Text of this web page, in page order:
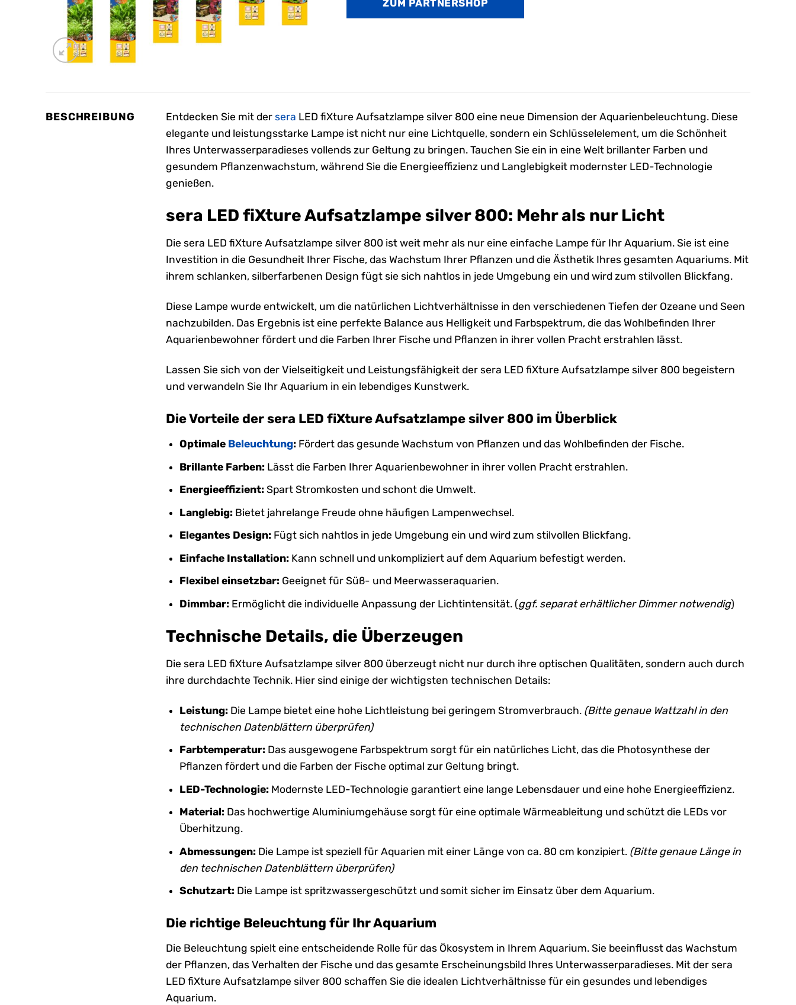
56,99 €36,49 €.
ZUM PARTNERSHOP
BESCHREIBUNG Entdecken Sie mit dersera LED fiXture Aufsatzlampe silver 800 eine neue Dimension der Aquarienbeleuchtung. Diese
elegante und leistungsstarke Lampe ist nicht nur eine Lichtquelle, sondern ein Schlüsselelement, um die Schönheit
Ihres Unterwasserparadieses vollends zur Geltung zu bringen. Tauchen Sie ein in eine Welt brillanter Farben und
gesundem Pflanzenwachstum, während Sie die Energieeffizienz und Langlebigkeit modernster LED-Technologie
genießen.
sera LED fiXture Aufsatzlampe silver 800: Mehr als nur Licht
Die sera LED fiXture Aufsatzlampe silver 800 ist weit mehr als nur eine einfache Lampe für Ihr Aquarium. Sie ist eine
Investition in die Gesundheit Ihrer Fische, das Wachstum Ihrer Pflanzen und die Ästhetik Ihres gesamten Aquariums. Mit
ihrem schlanken, silberfarbenen Design fügt sie sich nahtlos in jede Umgebung ein und wird zum stilvollen Blickfang.
Diese Lampe wurde entwickelt, um die natürlichen Lichtverhältnisse in den verschiedenen Tiefen der Ozeane und Seen
nachzubilden. Das Ergebnis ist eine perfekte Balance aus Helligkeit und Farbspektrum, die das Wohlbefinden Ihrer
Aquarienbewohner fördert und die Farben Ihrer Fische und Pflanzen in ihrer vollen Pracht erstrahlen lässt.
Lassen Sie sich von der Vielseitigkeit und Leistungsfähigkeit der sera LED fiXture Aufsatzlampe silver 800 begeistern
und verwandeln Sie Ihr Aquarium in ein lebendiges Kunstwerk.
Die Vorteile der sera LED fiXture Aufsatzlampe silver 800 im Überblick
Optimale Beleuchtung: Fördert das gesunde Wachstum von Pflanzen und das Wohlbefinden der Fische.
Brillante Farben: Lässt die Farben Ihrer Aquarienbewohner in ihrer vollen Pracht erstrahlen.
Energieeffizient: Spart Stromkosten und schont die Umwelt.
Langlebig: Bietet jahrelange Freude ohne häufigen Lampenwechsel.
Elegantes Design: Fügt sich nahtlos in jede Umgebung ein und wird zum stilvollen Blickfang.
Einfache Installation: Kann schnell und unkompliziert auf dem Aquarium befestigt werden.
Flexibel einsetzbar: Geeignet für Süß- und Meerwasseraquarien.
Dimmbar: Ermöglicht die individuelle Anpassung der Lichtintensität. (ggf. separat erhältlicher Dimmer notwendig)
Technische Details, die Überzeugen
Die sera LED fiXture Aufsatzlampe silver 800 überzeugt nicht nur durch ihre optischen Qualitäten, sondern auch durch
ihre durchdachte Technik. Hier sind einige der wichtigsten technischen Details:
Leistung: Die Lampe bietet eine hohe Lichtleistung bei geringem Stromverbrauch. (Bitte genaue Wattzahl in den
technischen Datenblättern überprüfen)
Farbtemperatur: Das ausgewogene Farbspektrum sorgt für ein natürliches Licht, das die Photosynthese der
Pflanzen fördert und die Farben der Fische optimal zur Geltung bringt.
LED-Technologie: Modernste LED-Technologie garantiert eine lange Lebensdauer und eine hohe Energieeffizienz.
Material: Das hochwertige Aluminiumgehäuse sorgt für eine optimale Wärmeableitung und schützt die LEDs vor
Überhitzung.
Abmessungen: Die Lampe ist speziell für Aquarien mit einer Länge von ca. 80 cm konzipiert. (Bitte genaue Länge in
den technischen Datenblättern überprüfen)
Schutzart: Die Lampe ist spritzwassergeschützt und somit sicher im Einsatz über dem Aquarium.
Die richtige Beleuchtung für Ihr Aquarium
Die Beleuchtung spielt eine entscheidende Rolle für das Ökosystem in Ihrem Aquarium. Sie beeinflusst das Wachstum
der Pflanzen, das Verhalten der Fische und das gesamte Erscheinungsbild Ihres Unterwasserparadieses. Mit der sera
LED fiXture Aufsatzlampe silver 800 schaffen Sie die idealen Lichtverhältnisse für ein gesundes und lebendiges
Aquarium.